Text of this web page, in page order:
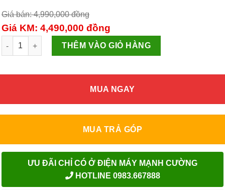
Giá bán: 4,990,000đồng
Giá KM: 4,490,000 đồng
Máy lọc nước RO Kangaroo VTU KG108A 8 lõi số lượng
THÊM VÀO GIỎ HÀNG
MUA NGAY
MUA TRẢ GÓP
ƯU ĐÃI CHỈ CÓ Ở ĐIỆN MÁY MẠNH CƯỜNG
HOTLINE 0983.667888